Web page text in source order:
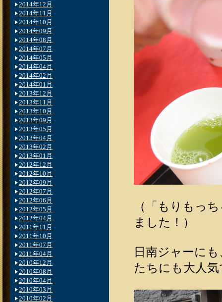
（「もりもっ
ました！）
日南ジャーに
たちにも大人
2014年12月
2014年11月
2014年10月
2014年09月
2014年08月
2014年07月
2014年05月
2014年04月
2014年02月
2014年01月
2013年12月
2013年11月
2013年10月
2013年09月
2013年05月
2013年04月
2013年02月
2013年01月
2012年12月
2012年10月
2012年09月
2012年07月
2012年06月
2012年05月
2012年04月
2011年11月
2011年10月
2011年07月
2011年04月
2010年12月
2010年08月
2010年04月
2010年03月
2010年02月